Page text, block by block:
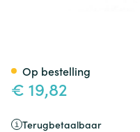
€ 19,82
Terugbetaalbaar
Op bestelling